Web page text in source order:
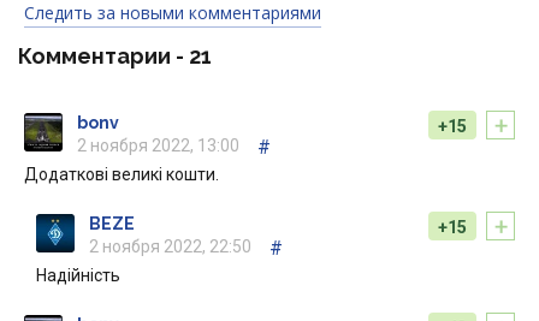
Следить за новыми комментариями
Комментарии - 21
+
+15
bonv
2 ноября 2022, 13:00
#
Додаткові великі кошти.
+
+15
BEZE
2 ноября 2022, 22:50
#
Надійність